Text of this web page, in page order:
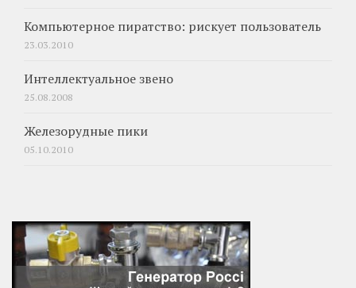
Компьютерное пиратство: рискует пользователь
23.03.2010
Интеллектуальное звено
25.08.2008
Железорудные пики
05.10.2010